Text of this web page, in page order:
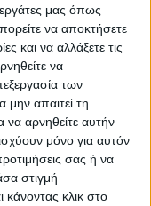
μας όπως
να αποκτήσετε
και να αλλάξετε τις
να
των
απαιτεί τη
να αρνηθείτε αυτήν
μόνο για αυτόν
σας ή να
στιγμή
κάνοντας κλικ στο
ΝΕΟΣ
της
Θεσσαλίας
ΕΠΟΜΕΝΟ ΑΡΘΡΟ
τέλος Απριλίου η
ολοκλήρωση του
δακτυλίου